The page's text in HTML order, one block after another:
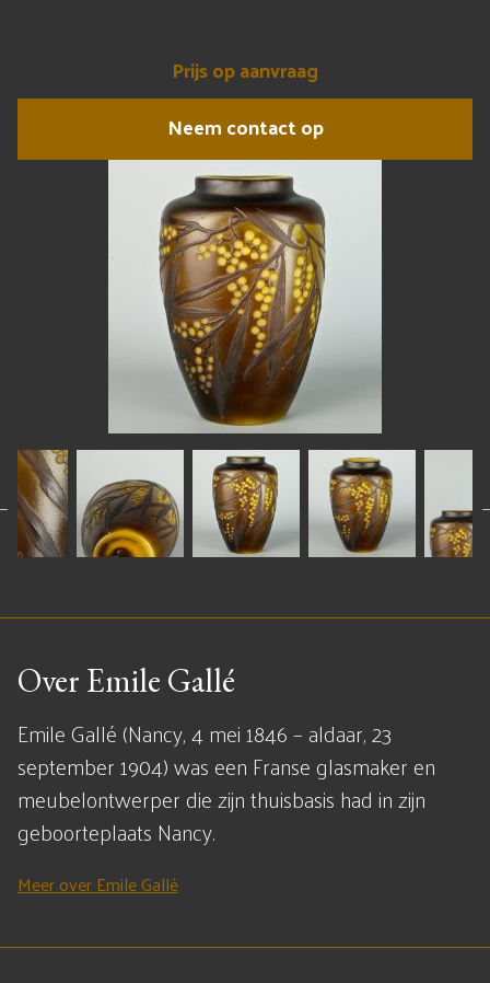
Prijs op aanvraag
Neem contact op
Over Emile Gallé
Emile Gallé (Nancy, 4 mei 1846 – aldaar, 23
september 1904) was een Franse glasmaker en
meubelontwerper die zijn thuisbasis had in zijn
geboorteplaats Nancy.
Meer over Emile Gallé